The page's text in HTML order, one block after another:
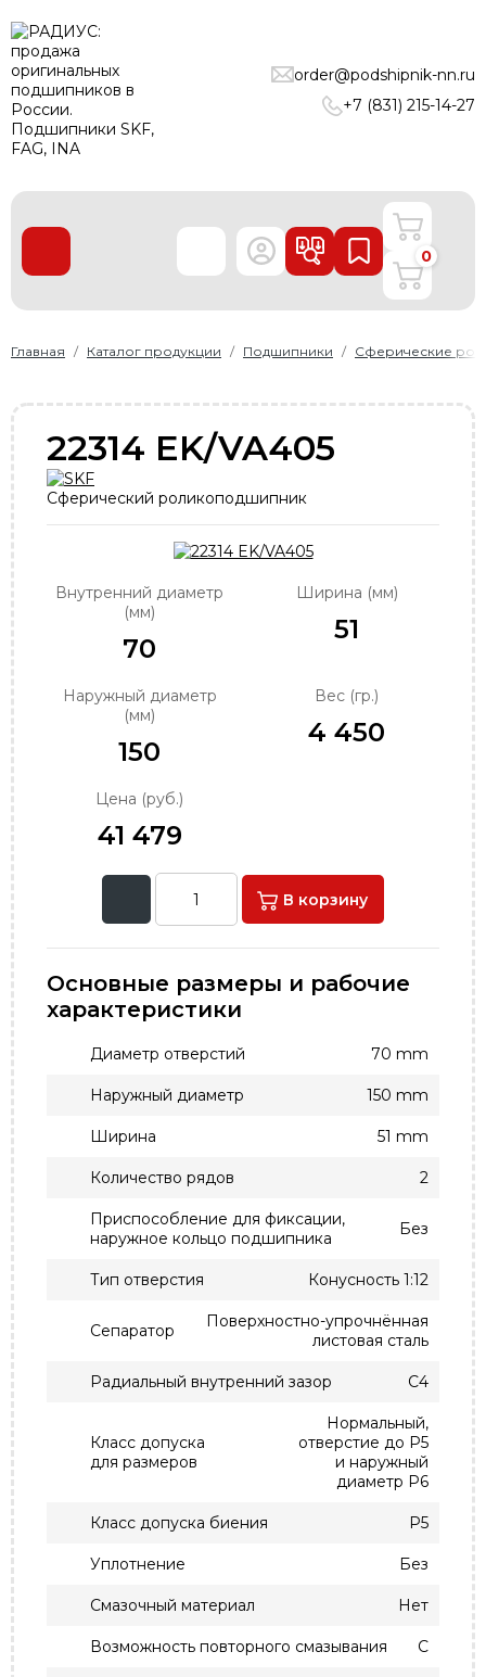
order@podshipnik-nn.ru
+7 (831) 215-14-27
ПОДШИПНИКИ
ЛИНЕЙНЫЕ ТЕХНОЛОГИИ
РЕМНИ
О нас
Доставка и оплата
+7 (831) 215-14-27
order@podshipnik-nn.ru
0
Главная Каталог продукции Подшипники Сферические
22314 EK/VA405
Сферический роликоподшипник
Внутренний диаметр
(мм)
70
Ширина (мм)
51
Наружный диаметр
(мм)
150
Вес (гр.)
4 450
Цена (руб.)
41 479
В корзину
Основные размеры и рабочие
характеристики
Диаметр отверстий 70 mm
Наружный диаметр 150 mm
Ширина 51 mm
Количество рядов 2
Приспособление для фиксации,
наружное кольцо подшипника
Без
Тип отверстия Конусность 1:12
Сепаратор
Поверхностно-упрочнённая
листовая сталь
Радиальный внутренний зазор C4
Класс допуска
для размеров
Нормальный,
отверстие до P5
и наружный
диаметр P6
Класс допуска биения P5
Уплотнение Без
Смазочный материал Нет
Возможность повторного смазывания С